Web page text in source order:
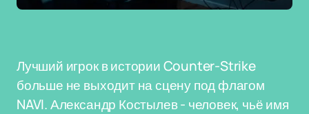
Лучший игрок в истории Counter-Strike
больше не выходит на сцену под флагом
NAVI. Александр Костылев - человек, чьё имя